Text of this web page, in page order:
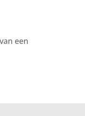
een